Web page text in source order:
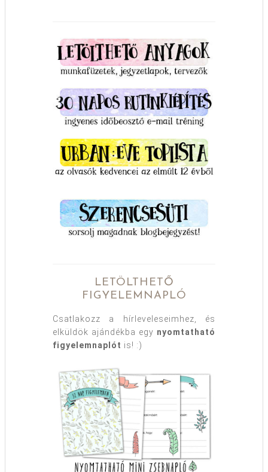
LETÖLTHETŐ
FIGYELEMNAPLÓ
Csatlakozz a hírleveleseimhez, és
elküldök ajándékba egy nyomtatható
figyelemnaplót is! :)